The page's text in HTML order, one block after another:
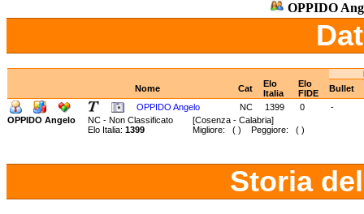
OPPIDO
Nome
Cat
Elo
Italia
Elo
FIDE
Bullet
OPPIDO Angelo
NC 1399 0
-
OPPIDO Angelo
NC - Non Classificato [Cosenza - Calabria]
Elo Italia: 1399 Migliore: ( ) Peggiore: ( )
Storia